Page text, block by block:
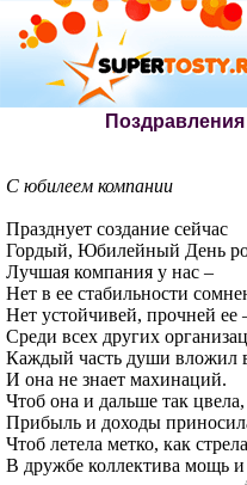
С юбилеем компании
Празднует создание сейчас
Гордый, Юбилейный День
Лучшая компания у нас –
Нет в ее стабильности
Нет устойчивей, прочней ее
Среди всех других
Каждый часть души вложил
И она не знает махинаций.
Чтоб она и дальше так цвела,
Прибыль и доходы
Чтоб летела метко, как
В дружбе коллектива мощь